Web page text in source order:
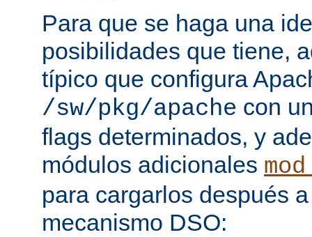
Para que se haga una
posibilidades que tiene,
típico que configura
/sw/pkg/apache con
flags determinados, y
módulos adicionales
para cargarlos después
mecanismo DSO: